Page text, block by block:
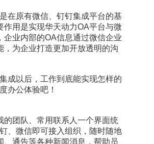
在原有微信、钉钉集成平台的基
用是实现华天动力OA平台与微
业内部的OA信息通过微信企业
为企业打造更加开放透明的沟
成以后，工作到底能实现怎样的
办公体验吧！
团队、常用联系人一个界面统
、微信即可接入组织，随时随地
通告等各种新闻消息，帮助员